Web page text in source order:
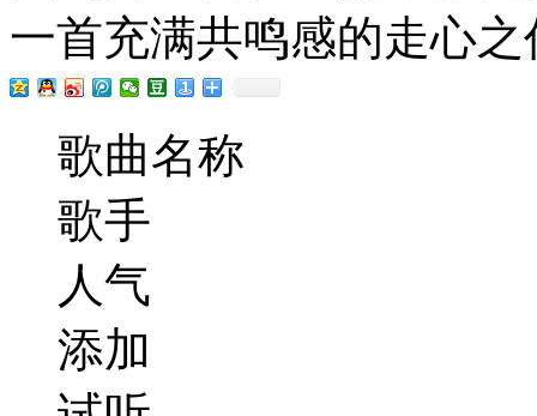
一首充满共鸣感的走心之
歌曲名称
歌手
人气
添加